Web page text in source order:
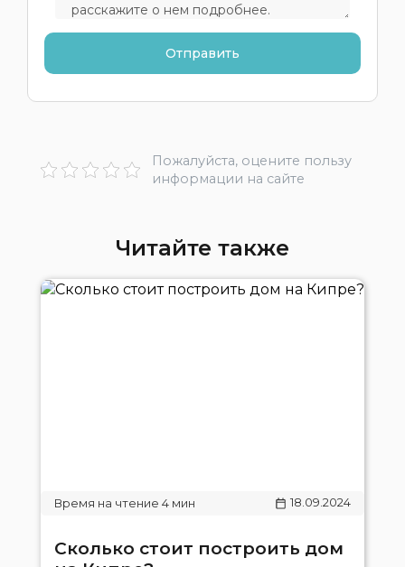
Пожалуйста, оцените пользу
информации на сайте
Читайте также
18.09.2024
Сколько стоит построить дом